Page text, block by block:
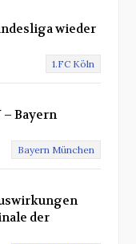
wieder
1.FC Köln
– Bayern
Bayern München
der